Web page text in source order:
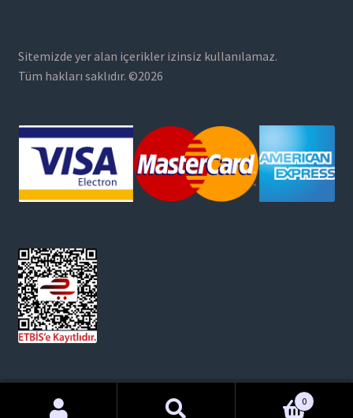
Sitemizde yer alan içerikler izinsiz kullanılamaz.
Tüm hakları saklıdır. ©2026
0